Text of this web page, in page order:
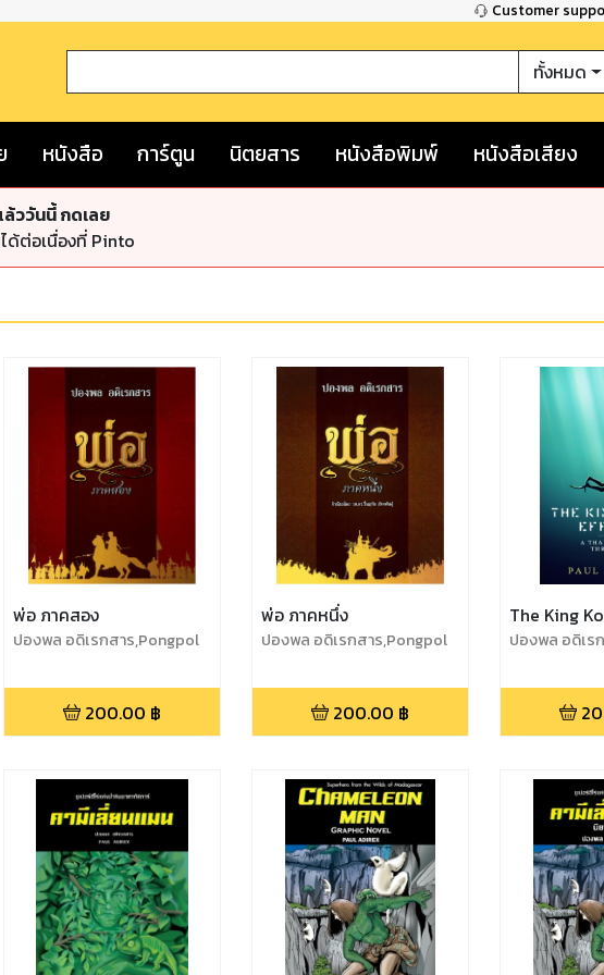
Customer
ทั้งหมด
หนังสือ การ์ตูน นิตยสาร หนังสือพิมพ์ หนังสือเสียง
ววันนี้ กดเลย
ด้ต่อเนื่องที่ Pinto
พ่อ ภาคสอง
ปองพล อดิเรกสาร,Pongpol
200.00 ฿
พ่อ ภาคหนึ่ง
ปองพล อดิเรกสาร,Pongpol
200.00 ฿
The King
ปองพล อดิเร